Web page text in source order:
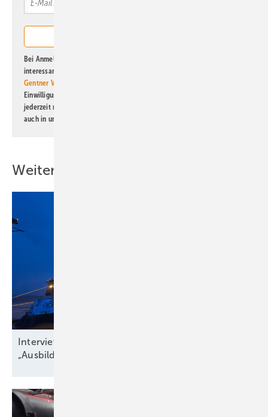
Bei Anmeldung zu diesem Newsletter bin ich damit einverstanden, über
interessante Verlags- und Online-Angebote
Gentner Verlag GmbH & Co. KG
Einwilligung kann ich jederzeit widerrufen und eine Abmeldung ist
jederzeit möglich. Informationen zum Umgang mit Daten finden Sie
auch in unserer
Weitere Inhalte
Interview zu Jobs in der Windbranche:
„Ausbildungsquote niedriger als